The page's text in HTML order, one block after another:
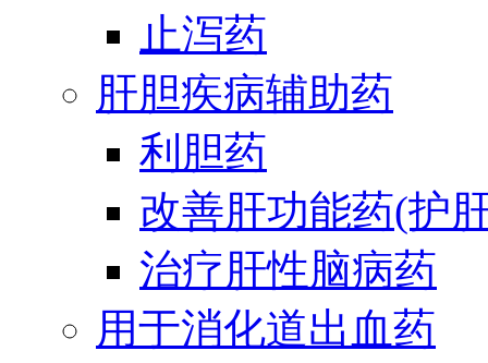
止泻药
肝胆疾病辅助药
利胆药
改善肝功能药(护
治疗肝性脑病药
用于消化道出血药